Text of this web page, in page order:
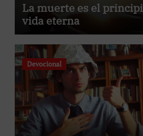
La muerte es el
vida eterna
Devocional